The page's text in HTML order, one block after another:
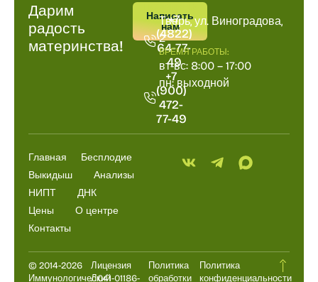
Дарим
радость
материнства!
Написать
нам
+7
(4822)
64-77-
49
+7
(900)
472-
77-49
Тверь, ул. Виноградова,
2
ВРЕМЯ РАБОТЫ:
вт-вс: 8:00 – 17:00
пн: выходной
Главная
Бесплодие
Выкидыш
Анализы
НИПТ
ДНК
Цены
О центре
Контакты
© 2014-2026
Иммунологический
Лицензия
Л041-01186-
Политика
обработки
Политика
конфиденциальности